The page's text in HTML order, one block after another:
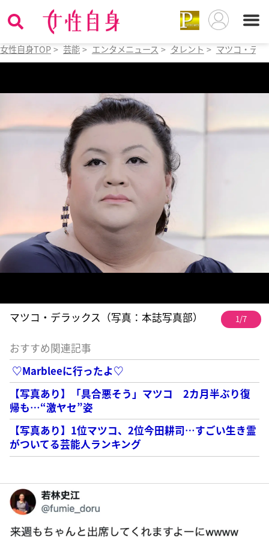
女性自身TOP > 芸能 > エンタメニュース > タレント > マツコ・デ
マツコ・デラックス（写真：本誌写真部） 1/7
おすすめ関連記事
♡Marbleeに行ったよ♡
【写真あり】「具合悪そう」マツコ 2カ月半ぶり復
帰も…“激ヤセ”姿
【写真あり】1位マツコ、2位今田耕司…すごい生き霊
がついてる芸能人ランキング